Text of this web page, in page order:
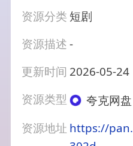
资源分类 短剧
资源描述-
更新时间 2026-05-24
资源类型
夸克网盘
资源地址 https://